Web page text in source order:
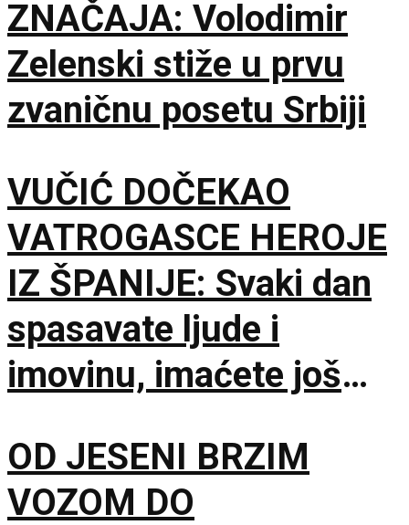
ZNAČAJA: Volodimir
Zelenski stiže u prvu
zvaničnu posetu Srbiji
VUČIĆ DOČEKAO
VATROGASCE HEROJE
IZ ŠPANIJE: Svaki dan
spasavate ljude i
imovinu, imaćete još
OD JESENI BRZIM
VOZOM DO